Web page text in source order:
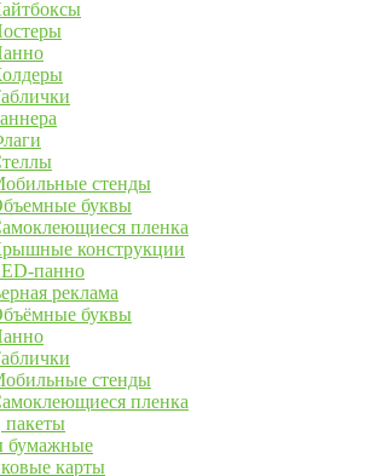
стенды
буквы
пленка
конструкции
панно
реклама
буквы
стенды
пленка
бумажные
карты